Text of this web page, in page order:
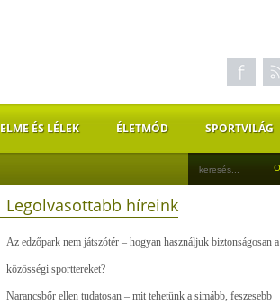
ELME ÉS LÉLEK ÉLETMÓD SPORTVILÁG
Legolvasottabb híreink
Az edzőpark nem játszótér – hogyan használjuk biztonságosan a
közösségi sporttereket?
Narancsbőr ellen tudatosan – mit tehetünk a simább, feszesebb